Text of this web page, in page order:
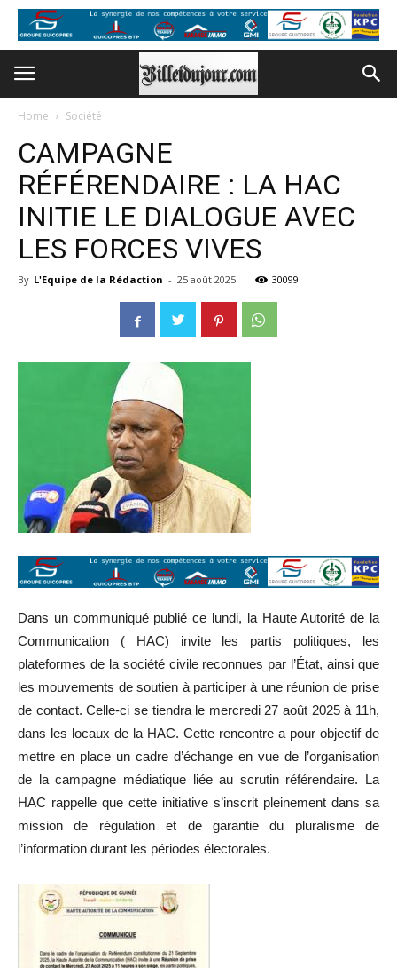
Home Société
CAMPAGNE
RÉFÉRENDAIRE : LA HAC
INITIE LE DIALOGUE AVEC
LES FORCES VIVES
By L'Equipe de la Rédaction - 25 août 2025 30099
Dans un communiqué publié ce lundi, la Haute Autorité de la
Communication ( HAC) invite les partis politiques, les
plateformes de la société civile reconnues par l’État, ainsi que
les mouvements de soutien à participer à une réunion de prise
de contact. Celle-ci se tiendra le mercredi 27 août 2025 à 11h,
dans les locaux de la HAC. Cette rencontre a pour objectif de
mettre en place un cadre d’échange en vue de l’organisation
de la campagne médiatique liée au scrutin référendaire. La
HAC rappelle que cette initiative s’inscrit pleinement dans sa
mission de régulation et de garantie du pluralisme de
l’information durant les périodes électorales.